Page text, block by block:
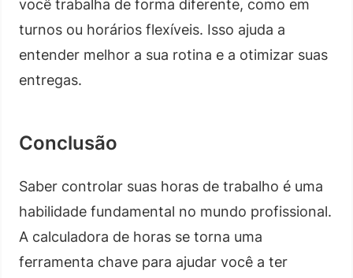
você trabalha de forma diferente, como em
turnos ou horários flexíveis. Isso ajuda a
entender melhor a sua rotina e a otimizar suas
entregas.
Conclusão
Saber controlar suas horas de trabalho é uma
habilidade fundamental no mundo profissional.
A calculadora de horas se torna uma
ferramenta chave para ajudar você a ter